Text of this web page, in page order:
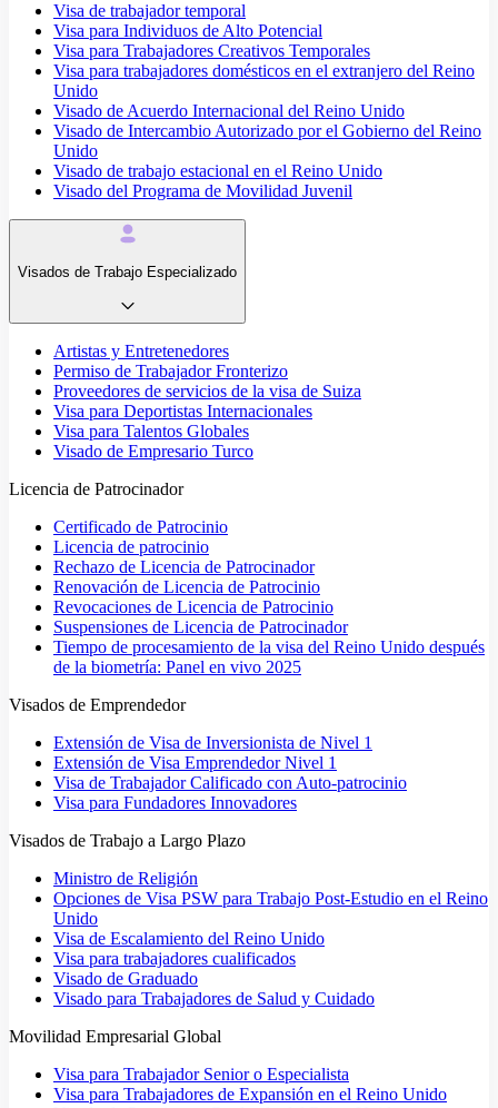
Visa de trabajador temporal
Visa para Individuos de Alto Potencial
Visa para Trabajadores Creativos Temporales
Visa para trabajadores domésticos en el extranjero del Reino
Unido
Visado de Acuerdo Internacional del Reino Unido
Visado de Intercambio Autorizado por el Gobierno del Reino
Unido
Visado de trabajo estacional en el Reino Unido
Visado del Programa de Movilidad Juvenil
Visados de Trabajo Especializado
Artistas y Entretenedores
Permiso de Trabajador Fronterizo
Proveedores de servicios de la visa de Suiza
Visa para Deportistas Internacionales
Visa para Talentos Globales
Visado de Empresario Turco
Licencia de Patrocinador
Certificado de Patrocinio
Licencia de patrocinio
Rechazo de Licencia de Patrocinador
Renovación de Licencia de Patrocinio
Revocaciones de Licencia de Patrocinio
Suspensiones de Licencia de Patrocinador
Tiempo de procesamiento de la visa del Reino Unido después
de la biometría: Panel en vivo 2025
Visados de Emprendedor
Extensión de Visa de Inversionista de Nivel 1
Extensión de Visa Emprendedor Nivel 1
Visa de Trabajador Calificado con Auto-patrocinio
Visa para Fundadores Innovadores
Visados de Trabajo a Largo Plazo
Ministro de Religión
Opciones de Visa PSW para Trabajo Post-Estudio en el Reino
Unido
Visa de Escalamiento del Reino Unido
Visa para trabajadores cualificados
Visado de Graduado
Visado para Trabajadores de Salud y Cuidado
Movilidad Empresarial Global
Visa para Trabajador Senior o Especialista
Visa para Trabajadores de Expansión en el Reino Unido